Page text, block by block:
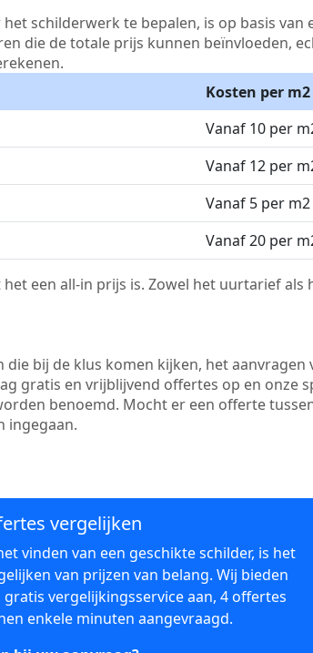
schilderwerk te bepalen, is op basis van
die de totale prijs kunnen beïnvloeden,
Kosten per m2
Vanaf 10 per
Vanaf 12 per
Vanaf 5 per m2
Vanaf 20 per
een all-in prijs is. Zowel het uurtarief als
bij de klus komen kijken, het
gratis en vrijblijvend offertes op en onze
benoemd. Mocht er een offerte
ingegaan.
vergelijken
vinden van een geschikte schilder, is het
van prijzen van belang. Wij bieden
gratis vergelijkingsservice aan, 4 offertes
enkele minuten aangevraagd.